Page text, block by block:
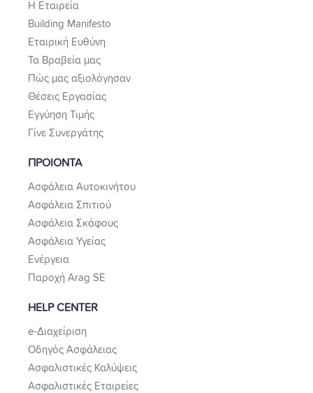
Η Εταιρεία
Building Manifesto
Εταιρική Ευθύνη
Τα Βραβεία μας
Πώς μας αξιολόγησαν
Θέσεις Εργασίας
Εγγύηση Τιμής
Γίνε Συνεργάτης
ΠΡΟΙΟΝΤΑ
Ασφάλεια Αυτοκινήτου
Ασφάλεια Σπιτιού
Ασφάλεια Σκάφους
Ασφάλεια Υγείας
Ενέργεια
Παροχή Arag SE
HELP CENTER
e-Διαχείριση
Οδηγός Ασφάλειας
Ασφαλιστικές Καλύψεις
Ασφαλιστικές Εταιρείες